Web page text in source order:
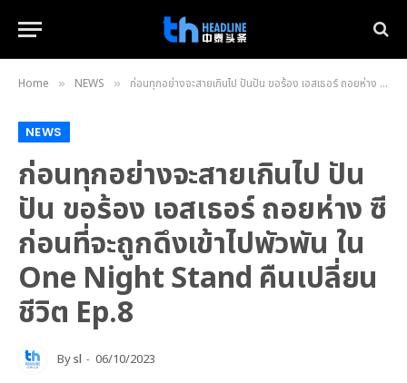
Home » NEWS » ก่อนทุกอย่างจะสายเกินไป ปันปัน ขอร้อง เอสเธอร์ ถอยห่าง ซี ก่อนที่จะถูกดึงเข้าไปพัวพัน ใน One Night Stand คืนเปลี่ยนชีวิต Ep.8
NEWS
ก่อนทุกอย่างจะสายเกินไป ปัน
ปัน ขอร้อง เอสเธอร์ ถอยห่าง ซี
ก่อนที่จะถูกดึงเข้าไปพัวพัน ใน
One Night Stand คืนเปลี่ยน
ชีวิต Ep.8
Bysl 06/10/2023